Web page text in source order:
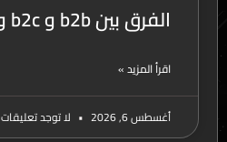
الفرق بين b2b و b2c و b2g
اقرأ المزيد »
أغسطس 6, 2026 لا توجد تعليقات